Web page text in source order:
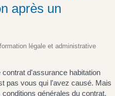
après un
légale et administrative
d'assurance habitation
pas vous qui l'avez causé. Mais
générales du contrat.